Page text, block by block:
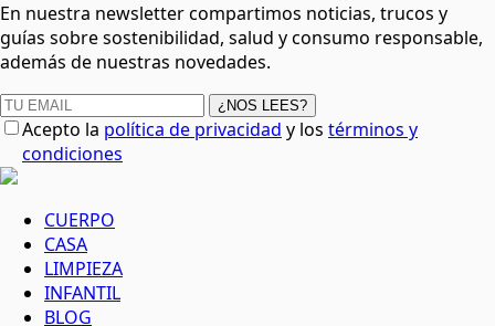
En nuestra newsletter compartimos noticias, trucos y
guías sobre sostenibilidad, salud y consumo responsable,
además de nuestras novedades.
¿NOS LEES?
Acepto la política de privacidad y los términos y
condiciones
CUERPO
CASA
LIMPIEZA
INFANTIL
BLOG